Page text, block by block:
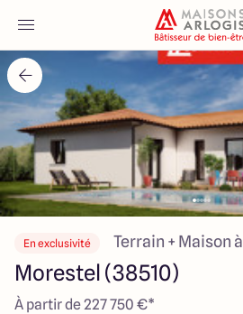
Accueil
Nos maisons
Nos annonces
Votre projet
Qui sommes-nous
En exclusivité Terrain + Maison à
Morestel (38510)
À partir de 227 750 €*